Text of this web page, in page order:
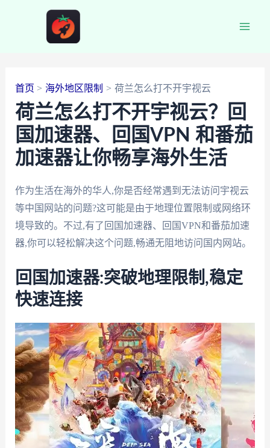
首页 海外地区限制 荷兰怎么打不开宇视云
荷兰怎么打不开宇视云？回
国加速器、回国VPN 和番茄
加速器让你畅享海外生活
作为生活在海外的华人,你是否经常遇到无法访问宇视云
等中国网站的问题?这可能是由于地理位置限制或网络环
境导致的。不过,有了回国加速器、回国VPN和番茄加速
器,你可以轻松解决这个问题,畅通无阻地访问国内网站。
回国加速器:突破地理限制,稳定
快速连接